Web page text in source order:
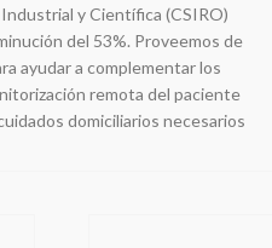
y Científica (CSIRO)
del 53%. Proveemos de
ayudar a complementar los
remota del paciente
domiciliarios necesarios